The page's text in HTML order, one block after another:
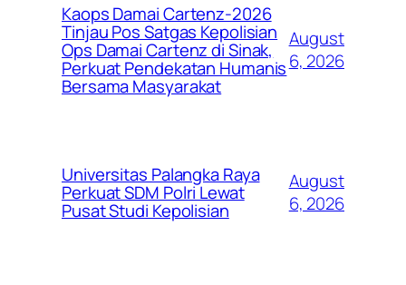
Kaops Damai Cartenz-2026
Tinjau Pos Satgas Kepolisian
Ops Damai Cartenz di Sinak,
Perkuat Pendekatan Humanis
Bersama Masyarakat
August
6, 2026
Universitas Palangka Raya
Perkuat SDM Polri Lewat
Pusat Studi Kepolisian
August
6, 2026